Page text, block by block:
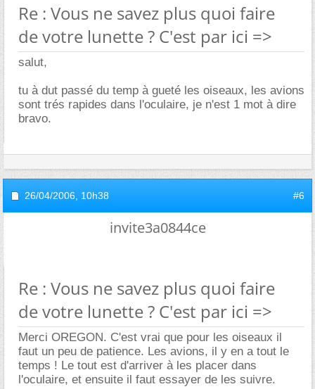
Re : Vous ne savez plus quoi faire
de votre lunette ? C'est par ici =>
salut,
tu à dut passé du temp à gueté les oiseaux, les avions
sont trés rapides dans l'oculaire, je n'est 1 mot à dire
bravo.
26/04/2006, 10h38 #6
invite3a0844ce
Re : Vous ne savez plus quoi faire
de votre lunette ? C'est par ici =>
Merci OREGON. C'est vrai que pour les oiseaux il
faut un peu de patience. Les avions, il y en a tout le
temps ! Le tout est d'arriver à les placer dans
l'oculaire, et ensuite il faut essayer de les suivre.